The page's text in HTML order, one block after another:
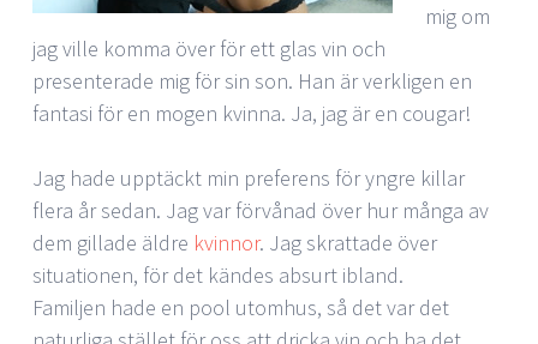
mig om
jag ville komma över för ett glas vin och
presenterade mig för sin son. Han är verkligen en
fantasi för en mogen kvinna. Ja, jag är en cougar!
Jag hade upptäckt min preferens för yngre killar
flera år sedan. Jag var förvånad över hur många av
dem gillade äldre kvinnor. Jag skrattade över
situationen, för det kändes absurt ibland.
Familjen hade en pool utomhus, så det var det